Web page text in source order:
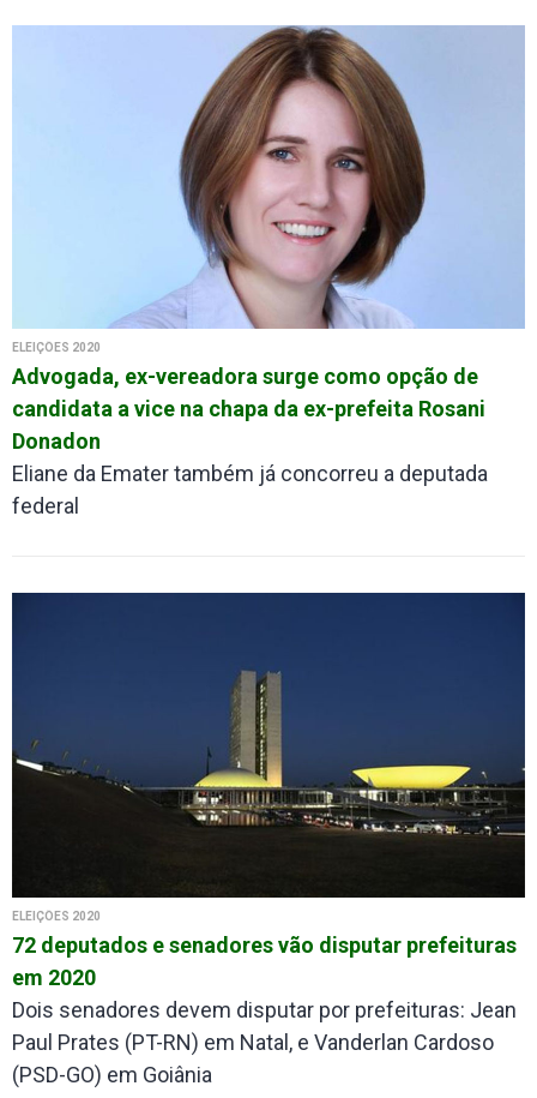
ELEIÇÕES 2020
Advogada, ex-vereadora surge como opção de
candidata a vice na chapa da ex-prefeita Rosani
Donadon
Eliane da Emater também já concorreu a deputada
federal
ELEIÇÕES 2020
72 deputados e senadores vão disputar prefeituras
em 2020
Dois senadores devem disputar por prefeituras: Jean
Paul Prates (PT-RN) em Natal, e Vanderlan Cardoso
(PSD-GO) em Goiânia